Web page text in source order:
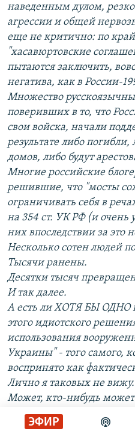
ЭФИР
наведенным дулом,
агрессии и общей
еще не критично: по
"хасавюртовские
пытаются заключить,
негатива, как в России-
Множество
поверивших в то, что
свои войска, начали
результате либо
домов, либо будут
Многие российские
решившие, что "мосты
ограничивать себя в
на 354 ст. УК РФ (и очень
них впоследствии за это
Несколько сотен людей
Тысячи ранены.
Десятки тысяч
И так далее.
А есть ли ХОТЯ БЫ ОДНО
этого идиотского
использования
Украины" - того самого,
воспринято как
Лично я таковых не вижу.
Может, кто-нибудь может
В комментариях